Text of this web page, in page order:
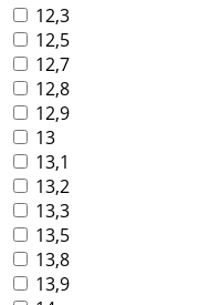
12,3
12,5
12,7
12,8
12,9
13
13,1
13,2
13,3
13,5
13,8
13,9